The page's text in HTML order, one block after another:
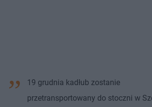
19 grudnia kadłub zostanie
przetransportowany do stoczni w